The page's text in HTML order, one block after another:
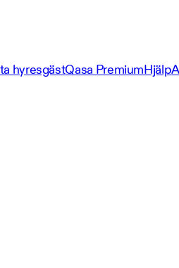
hyresgästQasa PremiumHjälp